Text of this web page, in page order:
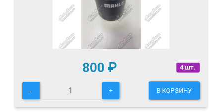
4 шт.
800 ₽
- + В КОРЗИНУ